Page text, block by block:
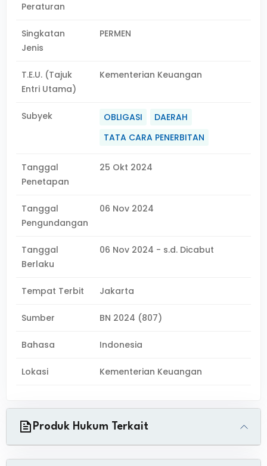
Peraturan
Singkatan
Jenis
PERMEN
T.E.U. (Tajuk
Entri Utama)
Kementerian Keuangan
Subyek OBLIGASI
DAERAH
TATA CARA PENERBITAN
Tanggal
Penetapan
25 Okt 2024
Tanggal
Pengundangan
06 Nov 2024
Tanggal
Berlaku
06 Nov 2024 - s.d. Dicabut
Tempat Terbit Jakarta
Sumber BN 2024 (807)
Bahasa Indonesia
Lokasi Kementerian Keuangan
Produk Hukum Terkait